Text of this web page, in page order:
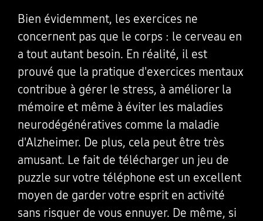
Bien évidemment, les exercices ne
concernent pas que le corps : le cerveau en
a tout autant besoin. En réalité, il est
prouvé que la pratique d'exercices mentaux
contribue à gérer le stress, à améliorer la
mémoire et même à éviter les maladies
neurodégénératives comme la maladie
d'Alzheimer. De plus, cela peut être très
amusant. Le fait de télécharger un jeu de
puzzle sur votre téléphone est un excellent
moyen de garder votre esprit en activité
sans risquer de vous ennuyer. De même, si